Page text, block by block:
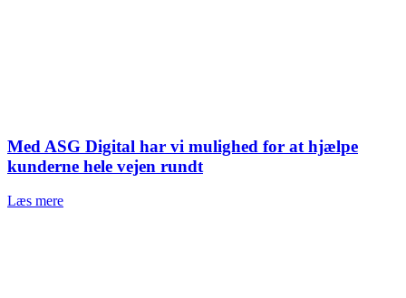
Med ASG Digital har vi mulighed for at hjælpe
kunderne hele vejen rundt
Læs mere